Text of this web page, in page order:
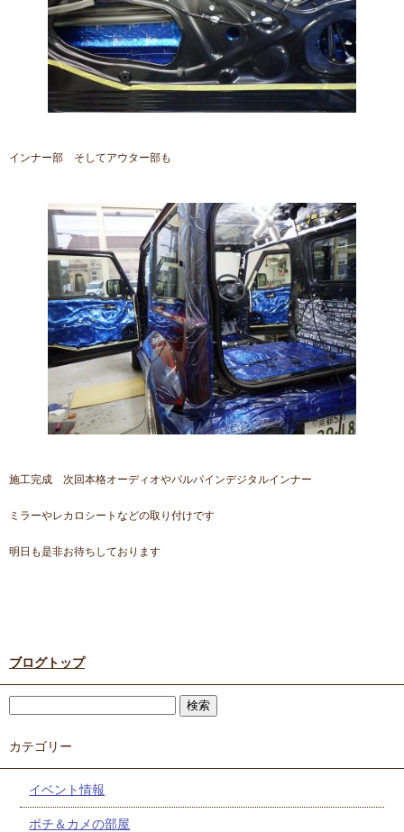
インナー部 そしてアウター部も
施工完成 次回本格オーディオやパルパインデジタルインナー
ミラーやレカロシートなどの取り付けです
明日も是非お待ちしております
ブログトップ
カテゴリー
イベント情報
ポチ＆カメの部屋